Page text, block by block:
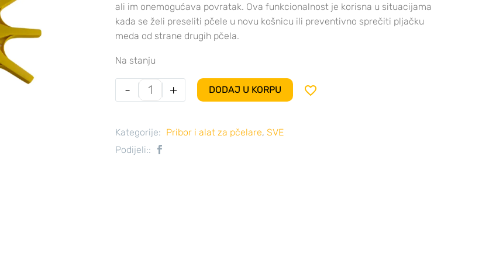
ali im onemogućava povratak. Ova funkcionalnost je korisna u situacijama
kada se želi preseliti pčele u novu košnicu ili preventivno sprečiti pljačku
meda od strane drugih pčela.
Na stanju
- + DODAJ U KORPU 
Kategorije: Pribor i alat za pčelare, SVE
Podijeli::